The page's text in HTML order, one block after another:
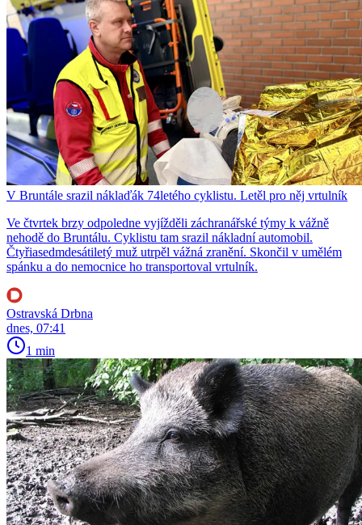
V Bruntále srazil náklaďák 74letého cyklistu. Letěl pro něj vrtulník
Ve čtvrtek brzy odpoledne vyjížděli záchranářské týmy k vážně
nehodě do Bruntálu. Cyklistu tam srazil nákladní automobil.
Čtyřiasedmdesátiletý muž utrpěl vážná zranění. Skončil v umělém
spánku a do nemocnice ho transportoval vrtulník.
Ostravská Drbna
dnes, 07:41
1 min